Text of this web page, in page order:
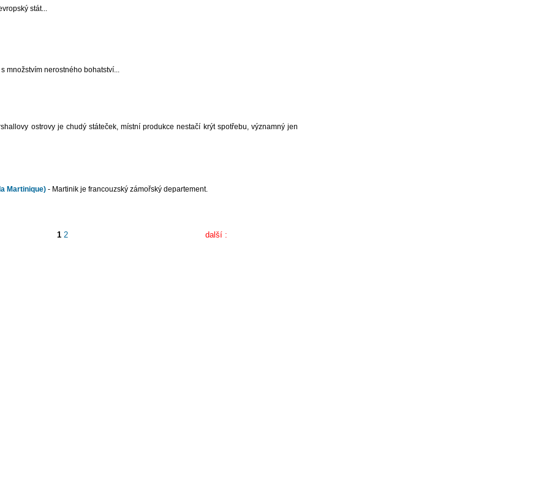
stát...
množstvím nerostného bohatství...
ostrovy je chudý státeček, místní produkce nestačí krýt spotřebu, významný jen
Martinique) - Martinik je francouzský zámořský departement.
1 2 další :